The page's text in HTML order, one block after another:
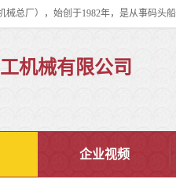
机械有限公司
企业视频